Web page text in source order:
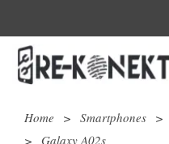
Home > Smartphones >
> Galaxy A02s